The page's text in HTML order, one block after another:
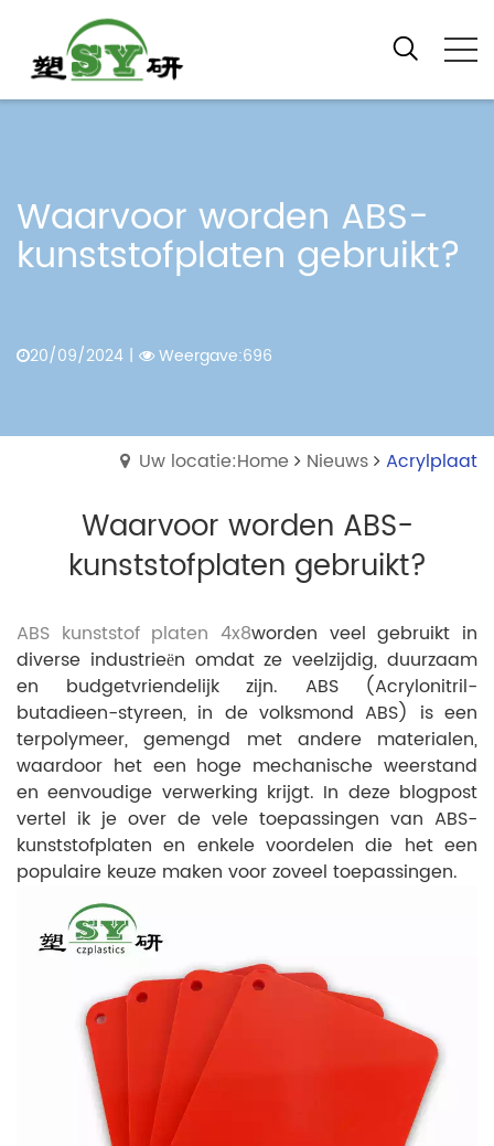
Waarvoor worden ABS-
kunststofplaten gebruikt?
20/09/2024 | Weergave:696
Uw locatie:Home Nieuws Acrylplaat
Waarvoor worden ABS-
kunststofplaten gebruikt?
ABS kunststof platen 4x8worden veel gebruikt in
diverse industrieën omdat ze veelzijdig, duurzaam
en budgetvriendelijk zijn. ABS (Acrylonitril-
butadieen-styreen, in de volksmond ABS) is een
terpolymeer, gemengd met andere materialen,
waardoor het een hoge mechanische weerstand
en eenvoudige verwerking krijgt. In deze blogpost
vertel ik je over de vele toepassingen van ABS-
kunststofplaten en enkele voordelen die het een
populaire keuze maken voor zoveel toepassingen.